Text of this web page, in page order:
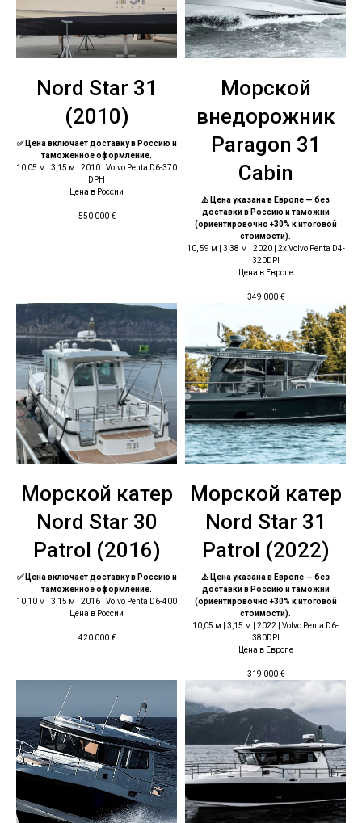
Nord Star 31
(2010)
✅ Цена включает доставку в Россию и
таможенное оформление.
10,05 м | 3,15 м | 2010 | Volvo Penta D6-370
DPH
Цена в России
550 000 €
Морской
внедорожник
Paragon 31
Cabin
⚠️ Цена указана в Европе — без
доставки в Россию и таможни
(ориентировочно +30% к итоговой
стоимости).
10, 59 м | 3,38 м | 2020 | 2x Volvo Penta D4-
320DPI
Цена в Европе
349 000 €
Морской катер
Nord Star 30
Patrol (2016)
✅ Цена включает доставку в Россию и
таможенное оформление.
10,10 м | 3,15 м | 2016 | Volvo Penta D6-400
Цена в России
420 000 €
Морской катер
Nord Star 31
Patrol (2022)
⚠️ Цена указана в Европе — без
доставки в Россию и таможни
(ориентировочно +30% к итоговой
стоимости).
10,05 м | 3,15 м | 2022 | Volvo Penta D6-
380DPI
Цена в Европе
319 000 €